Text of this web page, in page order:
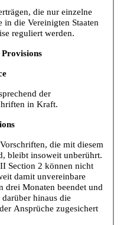
die nur einzelne
in die Vereinigten Staaten
reguliert werden.
der
in Kraft.
die mit diesem
bleibt insoweit unberührt.
Section 2 können nicht
damit unvereinbare
drei Monaten beendet und
hinaus die
Ansprüche zugesichert